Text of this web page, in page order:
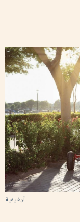
أرشيفية